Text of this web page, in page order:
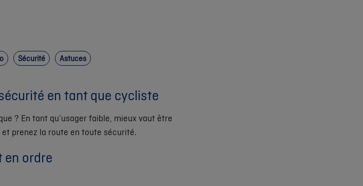
Sécurité Astuces
en tant que cycliste
? En tant qu’usager faible, mieux vaut être
prenez la route en toute sécurité.
en ordre